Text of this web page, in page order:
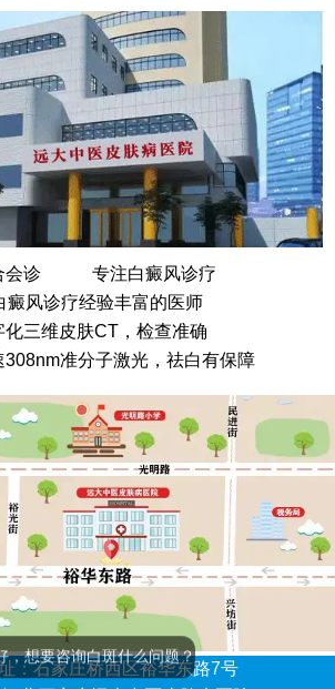
会诊
专注白癜风诊疗
癜风诊疗经验丰富的医师
化三维皮肤CT，检查准确
308nm准分子激光，祛白有保障
：石家庄桥西区裕华东路7号